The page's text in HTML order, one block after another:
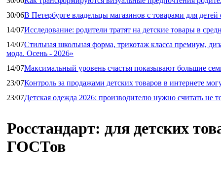
30/06В Петербурге владельцы магазинов с товарами для
14/07Исследование: родители тратят на детские товары в
14/07Стильная школьная форма, трикотаж класса премиум,
мода. Осень - 2026»
14/07Максимальный уровень счастья показывают большие
23/07Контроль за продажами детских товаров в интернете
23/07Детская одежда 2026: производителю нужно считать не
Росстандарт: для детских
ГОСТов